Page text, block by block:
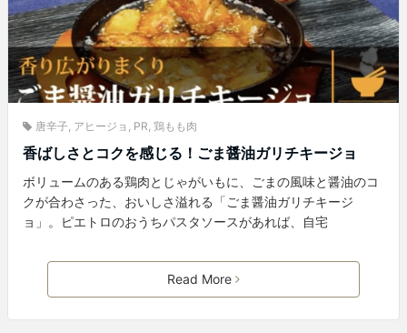
唐辛子 アヒージョ PR 鶏もも肉
香ばしさとコクを感じる！ごま醤油ガリチキージョ
ボリュームのある鶏肉とじゃがいもに、ごまの風味と醤油のコ
クが合わさった、おいしさ溢れる「ごま醤油ガリチキージ
ョ」。ピエトロのおうちパスタソースがあれば、自宅
Read More